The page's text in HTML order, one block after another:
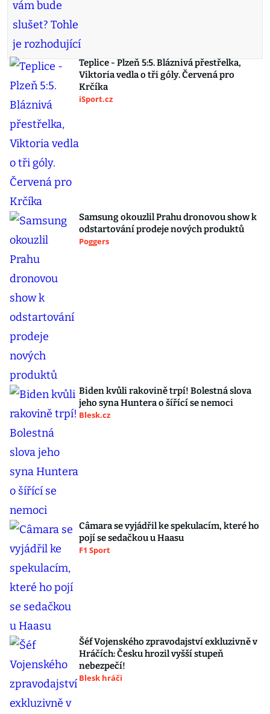
Teplice - Plzeň 5:5. Bláznivá přestřelka,
Viktoria vedla o tři góly. Červená pro
Krčíka
iSport.cz
Samsung okouzlil Prahu dronovou show k
odstartování prodeje nových produktů
Poggers
Biden kvůli rakovině trpí! Bolestná slova
jeho syna Huntera o šířící se nemoci
Blesk.cz
Câmara se vyjádřil ke spekulacím, které ho
pojí se sedačkou u Haasu
F1 Sport
Šéf Vojenského zpravodajství exkluzivně v
Hráčích: Česku hrozil vyšší stupeň
nebezpečí!
Blesk hráči